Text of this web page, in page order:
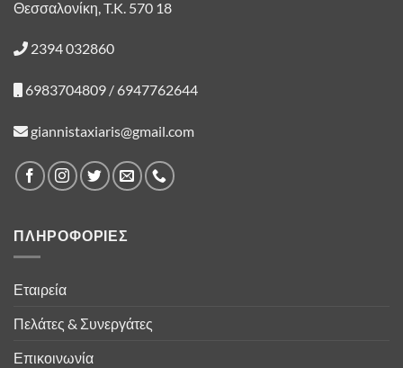
Θεσσαλονίκη, T.K. 570 18
2394 032860
6983704809 / 6947762644
giannistaxiaris@gmail.com
ΠΛΗΡΟΦΟΡΙΕΣ
Εταιρεία
Πελάτες & Συνεργάτες
Επικοινωνία